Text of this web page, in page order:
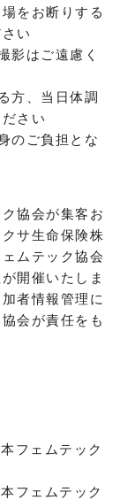
をお断りする
い
影はご遠慮く
方、当日体調
さい
のご負担とな
協会が集客お
サ生命保険株
ムテック協会
開催いたしま
者情報管理に
会が責任をも
フェムテック
フェムテック